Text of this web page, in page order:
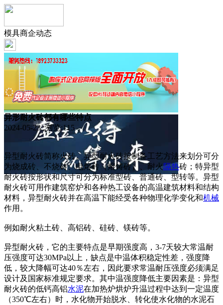
模具商企动态
异形耐火砖都有哪些特点
2024-05-23 浏览:115
异型耐火砖简称火砖。异型耐火砖按制备工艺方法来划分可分
为烧成砖、不烧砖、电熔砖（熔铸砖）、耐火隔热砖；特异型
耐火砖按形状和尺寸可分为标准型砖、普通砖、型转等。异型
耐火砖可用作建筑窑炉和各种热工设备的高温建筑材料和结构
材料，异型耐火砖并在高温下能经受各种物理化学变化和机械
作用。
例如耐火粘土砖、高铝砖、硅砖、镁砖等。
异型耐火砖，它的主要特点是早期强度高，3-7天较大常温耐
压强度可达30MPa以上，缺点是中温体积稳定性差，强度降
低，较大降幅可达40％左右，因此要求常温耐压强度必须满足
设计及国家标准规定要求。其中温强度降低主要因素是：异型
耐火砖的低钙高铝水泥在加热炉烘炉升温过程中达到一定温度
（350℃左右）时，水化物开始脱水、转化使水化物的水泥石